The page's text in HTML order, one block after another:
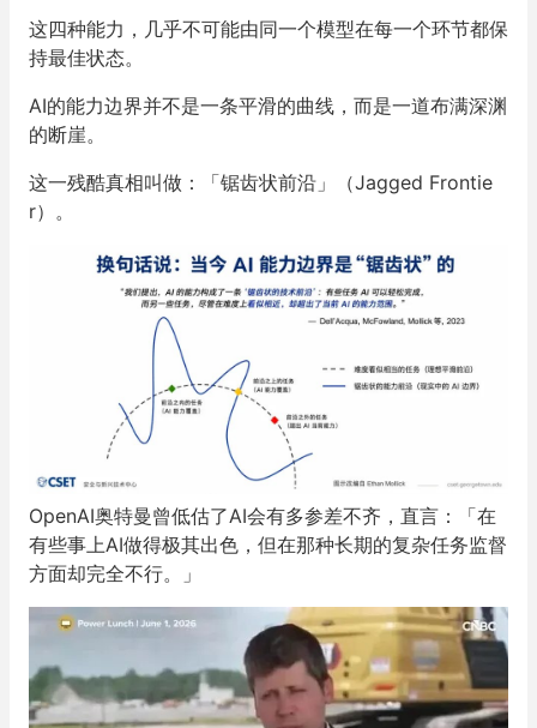
这四种能力，几乎不可能由同一个模型在每一个环节都保
持最佳状态。
AI的能力边界并不是一条平滑的曲线，而是一道布满深渊
的断崖。
这一残酷真相叫做：「锯齿状前沿」（Jagged Frontie
r）。
OpenAI奥特曼曾低估了AI会有多参差不齐，直言：「在
有些事上AI做得极其出色，但在那种长期的复杂任务监督
方面却完全不行。」